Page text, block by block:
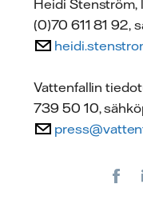
Heidi
(0)70 611 81 92,
Vattenfallin
739 50 10,